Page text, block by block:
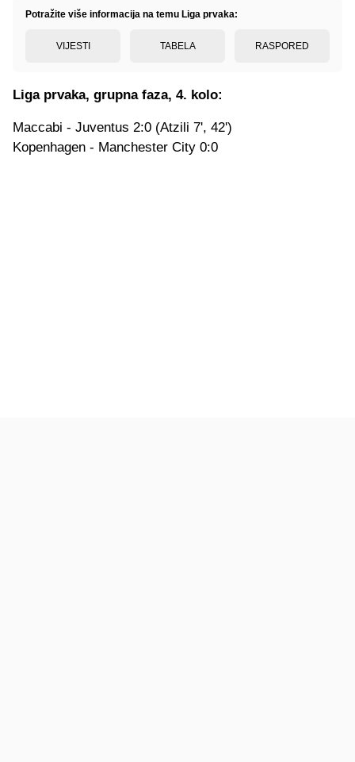
Potražite više informacija na temu Liga prvaka:
VIJESTI TABELA RASPORED
Liga prvaka, grupna faza, 4. kolo:
Maccabi - Juventus 2:0 (Atzili 7', 42')
Kopenhagen - Manchester City 0:0